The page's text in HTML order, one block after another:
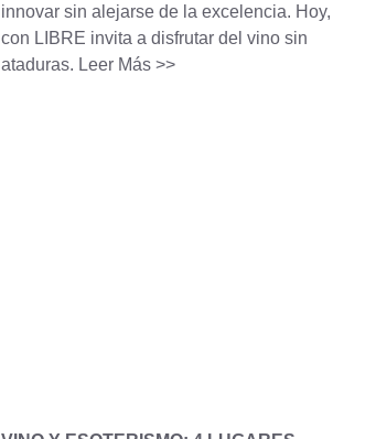
innovar sin alejarse de la excelencia. Hoy,
con LIBRE invita a disfrutar del vino sin
ataduras. Leer Más >>